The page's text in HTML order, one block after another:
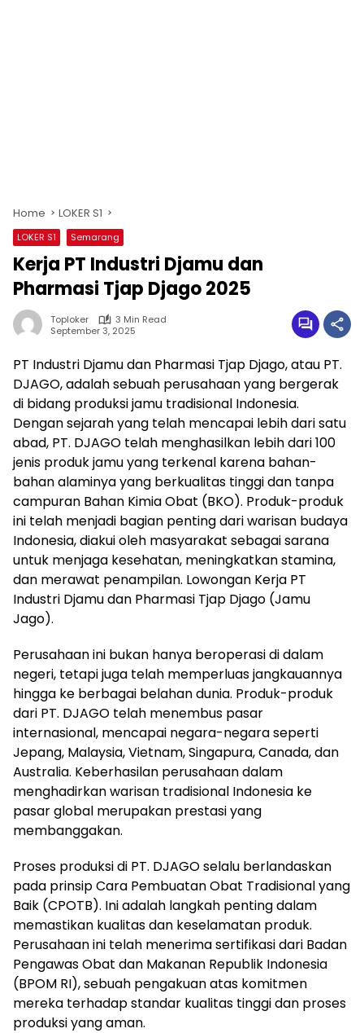
Home LOKER S1
LOKER S1 Semarang
Kerja PT Industri Djamu dan
Pharmasi Tjap Djago 2025
Toploker
3 Min Read
September 3, 2025
PT Industri Djamu dan Pharmasi Tjap Djago, atau PT.
DJAGO, adalah sebuah perusahaan yang bergerak
di bidang produksi jamu tradisional Indonesia.
Dengan sejarah yang telah mencapai lebih dari satu
abad, PT. DJAGO telah menghasilkan lebih dari 100
jenis produk jamu yang terkenal karena bahan-
bahan alaminya yang berkualitas tinggi dan tanpa
campuran Bahan Kimia Obat (BKO). Produk-produk
ini telah menjadi bagian penting dari warisan budaya
Indonesia, diakui oleh masyarakat sebagai sarana
untuk menjaga kesehatan, meningkatkan stamina,
dan merawat penampilan. Lowongan Kerja PT
Industri Djamu dan Pharmasi Tjap Djago (Jamu
Jago).
Perusahaan ini bukan hanya beroperasi di dalam
negeri, tetapi juga telah memperluas jangkauannya
hingga ke berbagai belahan dunia. Produk-produk
dari PT. DJAGO telah menembus pasar
internasional, mencapai negara-negara seperti
Jepang, Malaysia, Vietnam, Singapura, Canada, dan
Australia. Keberhasilan perusahaan dalam
menghadirkan warisan tradisional Indonesia ke
pasar global merupakan prestasi yang
membanggakan.
Proses produksi di PT. DJAGO selalu berlandaskan
pada prinsip Cara Pembuatan Obat Tradisional yang
Baik (CPOTB). Ini adalah langkah penting dalam
memastikan kualitas dan keselamatan produk.
Perusahaan ini telah menerima sertifikasi dari Badan
Pengawas Obat dan Makanan Republik Indonesia
(BPOM RI), sebuah pengakuan atas komitmen
mereka terhadap standar kualitas tinggi dan proses
produksi yang aman.